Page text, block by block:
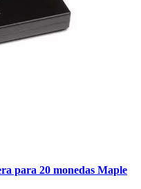
para 20 monedas Maple